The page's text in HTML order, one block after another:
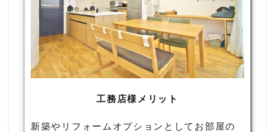
工務店様メリット
新築やリフォームオプションとしてお部屋の